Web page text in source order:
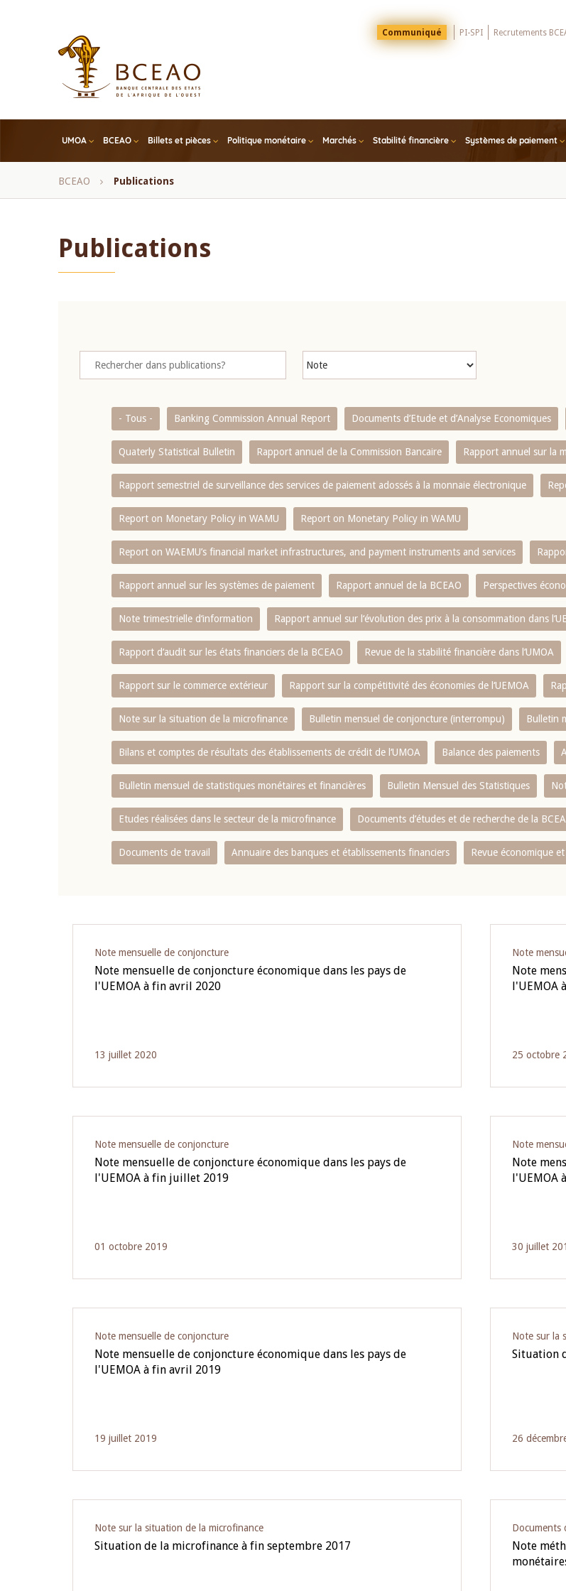
Menu
Top
Communiqué PI-SPI Recrutements
UMOA BCEAO Billets et pièces Politique monétaire Marchés Stabilité financière Systèmes de paiement
Fil
BCEAO Publications
Publications
- Tous - Banking Commission Annual Report Documents d’Etude et d’Analyse Economiques
Quaterly Statistical Bulletin Rapport annuel de la Commission Bancaire Rapport annuel sur la
Rapport semestriel de surveillance des services de paiement adossés à la monnaie électronique
Report on Monetary Policy in WAMU Report on Monetary Policy in WAMU
Report on WAEMU’s financial market infrastructures, and payment instruments and services
Rapport annuel sur les systèmes de paiement Rapport annuel de la BCEAO Perspectives
Note trimestrielle d‘information Rapport annuel sur l‘évolution des prix à la consommation dans
Rapport d‘audit sur les états financiers de la BCEAO Revue de la stabilité financière dans l‘UMOA
Rapport sur le commerce extérieur Rapport sur la compétitivité des économies de l‘UEMOA
Note sur la situation de la microfinance Bulletin mensuel de conjoncture (interrompu) Bulletin
Bilans et comptes de résultats des établissements de crédit de l‘UMOA Balance des paiements
Bulletin mensuel de statistiques monétaires et financières Bulletin Mensuel des Statistiques
Etudes réalisées dans le secteur de la microfinance Documents d’études et de recherche de la
Documents de travail Annuaire des banques et établissements financiers Revue économique
Note mensuelle de conjoncture
Note mensuelle de conjoncture économique dans les pays de
l'UEMOA à fin avril 2020
13 juillet 2020
Note
Note
l'UEMOA
25 octobre
Note mensuelle de conjoncture
Note mensuelle de conjoncture économique dans les pays de
l'UEMOA à fin juillet 2019
01 octobre 2019
Note
Note
l'UEMOA
30 juillet
Note mensuelle de conjoncture
Note mensuelle de conjoncture économique dans les pays de
l'UEMOA à fin avril 2019
19 juillet 2019
Note sur la
Situation
26
Note sur la situation de la microfinance
Situation de la microfinance à fin septembre 2017
Documents
Note